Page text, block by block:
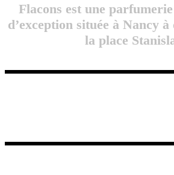
Flacons est une
d’exception située à Nancy à
la place